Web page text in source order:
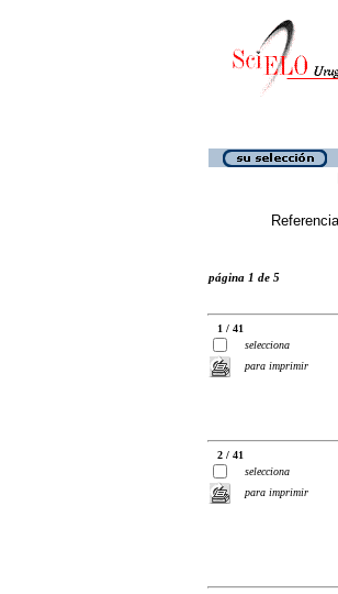
página 1 de 5
1 / 41
selecciona
para imprimir
2 / 41
selecciona
para imprimir